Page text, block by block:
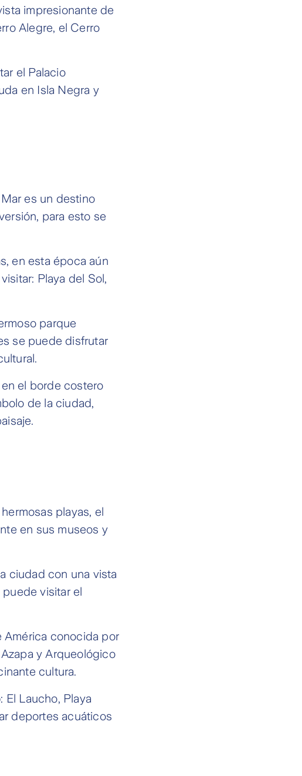
impresionante de
Alegre, el Cerro
el Palacio
en Isla Negra y
es un destino
para esto se
en esta época aún
Playa del Sol,
parque
se puede disfrutar
el borde costero
de la ciudad,
playas, el
en sus museos y
ciudad con una vista
visitar el
América conocida por
y Arqueológico
cultura.
El Laucho, Playa
deportes acuáticos